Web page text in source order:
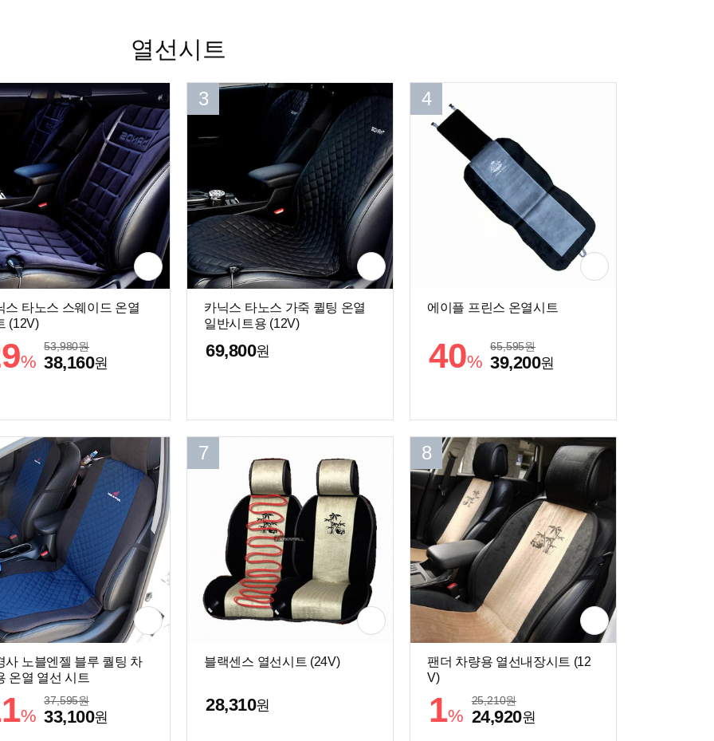
열선시트
스 타노스 스웨이드 온열
(12V)
%
53,980원
38,160원
3
카닉스 타노스 가죽 퀼팅 온열
일반시트용 (12V)
69,800원
4
에이플 프린스 온열시트
40%
65,595원
39,200원
사 노블엔젤 블루 퀄팅 차
온열 열선 시트
%
37,595원
33,100원
7
블랙센스 열선시트 (24V)
28,310원
8
팬더 차량용 열선내장시트 (12
V)
1%
25,210원
24,920원